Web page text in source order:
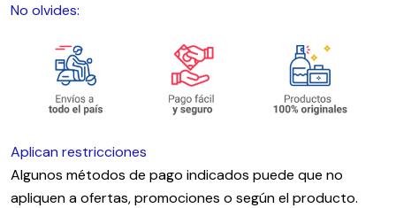
No olvides:
Aplican restricciones
Algunos métodos de pago indicados puede que no
apliquen a ofertas, promociones o según el producto.